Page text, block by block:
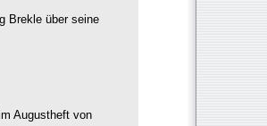
Brekle über seine
Augustheft von